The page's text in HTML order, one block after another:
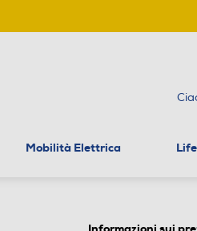
Mobilità Elettrica